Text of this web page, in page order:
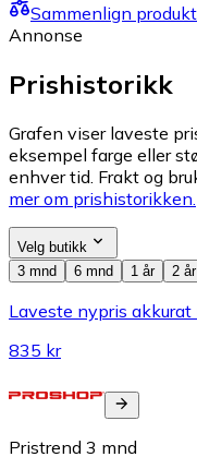
Sammenlign
Annonse
Prishistorikk
Grafen viser laveste
eksempel farge eller
enhver tid. Frakt og
mer om prishistorikken.
Velg butikk
3 mnd
6 mnd 1 år 2 år
Laveste nypris akkurat
835 kr
Pristrend 3 mnd